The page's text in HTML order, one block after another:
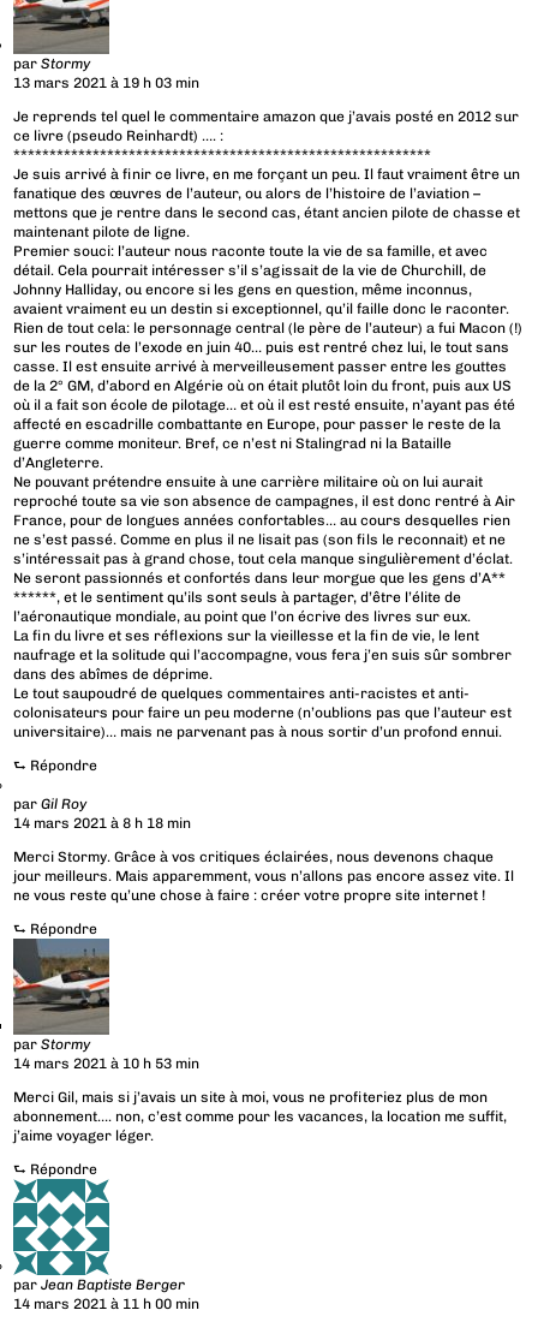
parStormy
13 mars 2021 à 19 h 03 min
Je reprends tel quel le commentaire amazon que j’avais posté en 2012 sur
ce livre (pseudo Reinhardt) …. :
**********************************************************
Je suis arrivé à finir ce livre, en me forçant un peu. Il faut vraiment être un
fanatique des œuvres de l’auteur, ou alors de l’histoire de l’aviation –
mettons que je rentre dans le second cas, étant ancien pilote de chasse et
maintenant pilote de ligne.
Premier souci: l’auteur nous raconte toute la vie de sa famille, et avec
détail. Cela pourrait intéresser s’il s’agissait de la vie de Churchill, de
Johnny Halliday, ou encore si les gens en question, même inconnus,
avaient vraiment eu un destin si exceptionnel, qu’il faille donc le raconter.
Rien de tout cela: le personnage central (le père de l’auteur) a fui Macon (!)
sur les routes de l’exode en juin 40… puis est rentré chez lui, le tout sans
casse. Il est ensuite arrivé à merveilleusement passer entre les gouttes
de la 2° GM, d’abord en Algérie où on était plutôt loin du front, puis aux US
où il a fait son école de pilotage… et où il est resté ensuite, n’ayant pas été
affecté en escadrille combattante en Europe, pour passer le reste de la
guerre comme moniteur. Bref, ce n’est ni Stalingrad ni la Bataille
d’Angleterre.
Ne pouvant prétendre ensuite à une carrière militaire où on lui aurait
reproché toute sa vie son absence de campagnes, il est donc rentré à Air
France, pour de longues années confortables… au cours desquelles rien
ne s’est passé. Comme en plus il ne lisait pas (son fils le reconnait) et ne
s’intéressait pas à grand chose, tout cela manque singulièrement d’éclat.
Ne seront passionnés et confortés dans leur morgue que les gens d’A**
******, et le sentiment qu’ils sont seuls à partager, d’être l’élite de
l’aéronautique mondiale, au point que l’on écrive des livres sur eux.
La fin du livre et ses réflexions sur la vieillesse et la fin de vie, le lent
naufrage et la solitude qui l’accompagne, vous fera j’en suis sûr sombrer
dans des abîmes de déprime.
Le tout saupoudré de quelques commentaires anti-racistes et anti-
colonisateurs pour faire un peu moderne (n’oublions pas que l’auteur est
universitaire)… mais ne parvenant pas à nous sortir d’un profond ennui.
⮑ Répondre
parGil Roy
14 mars 2021 à 8 h 18 min
Merci Stormy. Grâce à vos critiques éclairées, nous devenons chaque
jour meilleurs. Mais apparemment, vous n’allons pas encore assez vite. Il
ne vous reste qu’une chose à faire : créer votre propre site internet !
⮑ Répondre
parStormy
14 mars 2021 à 10 h 53 min
Merci Gil, mais si j’avais un site à moi, vous ne profiteriez plus de mon
abonnement…. non, c’est comme pour les vacances, la location me suffit,
j’aime voyager léger.
⮑ Répondre
parJean Baptiste Berger
14 mars 2021 à 11 h 00 min